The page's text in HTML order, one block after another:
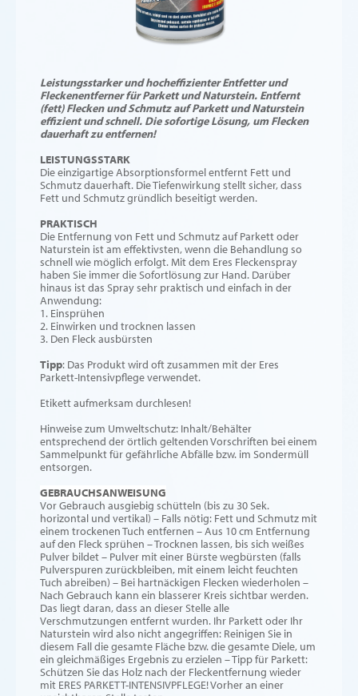
Leistungsstarker und hocheffizienter Entfetter und
Fleckenentferner für Parkett und Naturstein. Entfernt
(fett) Flecken und Schmutz auf Parkett und Naturstein
effizient und schnell. Die sofortige Lösung, um Flecken
dauerhaft zu entfernen!
LEISTUNGSSTARK
Die einzigartige Absorptionsformel entfernt Fett und
Schmutz dauerhaft. Die Tiefenwirkung stellt sicher, dass
Fett und Schmutz gründlich beseitigt werden.
PRAKTISCH
Die Entfernung von Fett und Schmutz auf Parkett oder
Naturstein ist am effektivsten, wenn die Behandlung so
schnell wie möglich erfolgt. Mit dem Eres Fleckenspray
haben Sie immer die Sofortlösung zur Hand. Darüber
hinaus ist das Spray sehr praktisch und einfach in der
Anwendung:
1. Einsprühen
2. Einwirken und trocknen lassen
3. Den Fleck ausbürsten
Tipp: Das Produkt wird oft zusammen mit der Eres
Parkett-Intensivpflege verwendet.
Etikett aufmerksam durchlesen!
Hinweise zum Umweltschutz: Inhalt/Behälter
entsprechend der örtlich geltenden Vorschriften bei einem
Sammelpunkt für gefährliche Abfälle bzw. im Sondermüll
entsorgen.
GEBRAUCHSANWEISUNG
Vor Gebrauch ausgiebig schütteln (bis zu 30 Sek.
horizontal und vertikal) – Falls nötig: Fett und Schmutz mit
einem trockenen Tuch entfernen – Aus 10 cm Entfernung
auf den Fleck sprühen – Trocknen lassen, bis sich weißes
Pulver bildet – Pulver mit einer Bürste wegbürsten (falls
Pulverspuren zurückbleiben, mit einem leicht feuchten
Tuch abreiben) – Bei hartnäckigen Flecken wiederholen –
Nach Gebrauch kann ein blasserer Kreis sichtbar werden.
Das liegt daran, dass an dieser Stelle alle
Verschmutzungen entfernt wurden. Ihr Parkett oder Ihr
Naturstein wird also nicht angegriffen: Reinigen Sie in
diesem Fall die gesamte Fläche bzw. die gesamte Diele, um
ein gleichmäßiges Ergebnis zu erzielen – Tipp für Parkett:
Schützen Sie das Holz nach der Fleckentfernung wieder
mit ERES PARKETT-INTENSIVPFLEGE! Vorher an einer